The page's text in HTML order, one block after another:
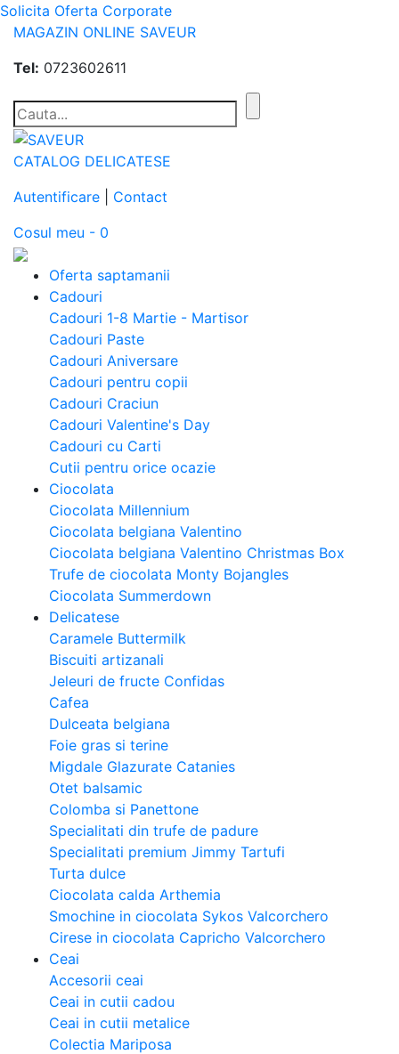
Solicita Oferta Corporate
MAGAZIN ONLINE SAVEUR
Tel: 0723602611
CATALOG DELICATESE
Autentificare
Contact
Cosul meu - 0
Oferta saptamanii
Cadouri
Cadouri 1-8 Martie - Martisor
Cadouri Paste
Cadouri Aniversare
Cadouri pentru copii
Cadouri Craciun
Cadouri Valentine's Day
Cadouri cu Carti
Cutii pentru orice ocazie
Ciocolata
Ciocolata Millennium
Ciocolata belgiana Valentino
Ciocolata belgiana Valentino Christmas Box
Trufe de ciocolata Monty Bojangles
Ciocolata Summerdown
Delicatese
Caramele Buttermilk
Biscuiti artizanali
Jeleuri de fructe Confidas
Cafea
Dulceata belgiana
Foie gras si terine
Migdale Glazurate Catanies
Otet balsamic
Colomba si Panettone
Specialitati din trufe de padure
Specialitati premium Jimmy Tartufi
Turta dulce
Ciocolata calda Arthemia
Smochine in ciocolata Sykos Valcorchero
Cirese in ciocolata Capricho Valcorchero
Ceai
Accesorii ceai
Ceai in cutii cadou
Ceai in cutii metalice
Colectia Mariposa